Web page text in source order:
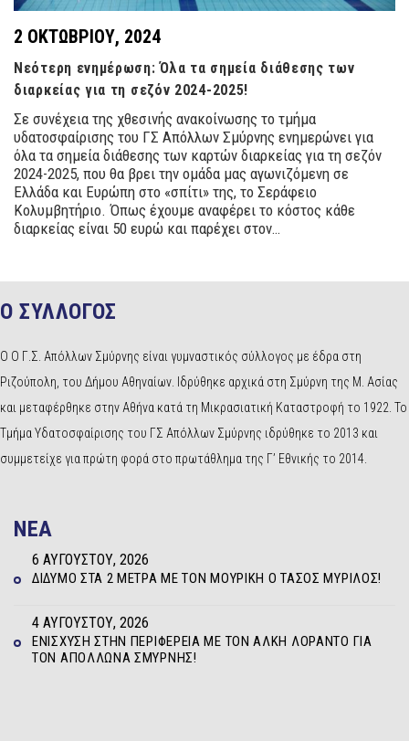
2 ΟΚΤΩΒΡΊΟΥ, 2024
Νεότερη ενημέρωση: Όλα τα σημεία διάθεσης των
διαρκείας για τη σεζόν 2024-2025!
Σε συνέχεια της χθεσινής ανακοίνωσης το τμήμα
υδατοσφαίρισης του ΓΣ Απόλλων Σμύρνης ενημερώνει για
όλα τα σημεία διάθεσης των καρτών διαρκείας για τη σεζόν
2024-2025, που θα βρει την ομάδα μας αγωνιζόμενη σε
Ελλάδα και Ευρώπη στο «σπίτι» της, το Σεράφειο
Κολυμβητήριο. Όπως έχουμε αναφέρει το κόστος κάθε
διαρκείας είναι 50 ευρώ και παρέχει στον…
Ο ΣΥΛΛΟΓΟΣ
Ο Ο Γ.Σ. Απόλλων Σμύρνης είναι γυμναστικός σύλλογος με έδρα στη
Ριζούπολη, του Δήμου Αθηναίων. Ιδρύθηκε αρχικά στη Σμύρνη της Μ. Ασίας
και μεταφέρθηκε στην Αθήνα κατά τη Μικρασιατική Καταστροφή το 1922. Το
Τμήμα Υδατοσφαίρισης του ΓΣ Απόλλων Σμύρνης ιδρύθηκε το 2013 και
συμμετείχε για πρώτη φορά στο πρωτάθλημα της Γ’ Εθνικής το 2014.
NEA
ΔΊΔΥΜΟ ΣΤΑ 2 ΜΈΤΡΑ ΜΕ ΤΟΝ ΜΟΥΡΊΚΗ Ο ΤΆΣΟΣ ΜΥΡΊΛΟΣ!
6 ΑΥΓΟΎΣΤΟΥ, 2026
ΕΝΊΣΧΥΣΗ ΣΤΗΝ ΠΕΡΙΦΈΡΕΙΑ ΜΕ ΤΟΝ ΆΛΚΗ ΛΟΡΆΝΤΟ ΓΙΑ
ΤΟΝ ΑΠΌΛΛΩΝΑ ΣΜΎΡΝΗΣ!
4 ΑΥΓΟΎΣΤΟΥ, 2026